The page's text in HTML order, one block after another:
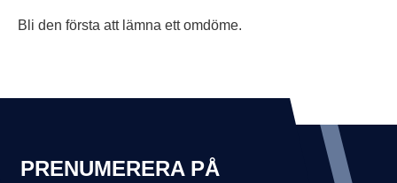
Bli den första att lämna ett omdöme.
PRENUMERERA PÅ